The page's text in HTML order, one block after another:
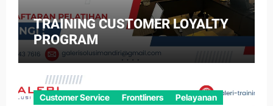
TRAINING CUSTOMER LOYALTY
PROGRAM
Customer Service Frontliners Pelayanan